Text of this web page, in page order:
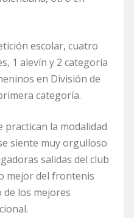
escolar, cuatro
1 alevín y 2 categoría
en División de
categoría.
la modalidad
siente muy orgulloso
salidas del club
mejor del frontenis
los mejores